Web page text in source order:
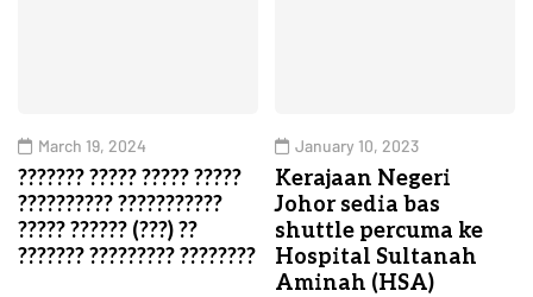
March 19, 2024
??????? ????? ????? ?????
?????????? ???????????
????? ?????? (???) ??
??????? ????????? ????????
January 10, 2023
Kerajaan Negeri
Johor sedia bas
shuttle percuma ke
Hospital Sultanah
Aminah (HSA)